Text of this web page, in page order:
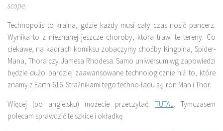
scope.
Technopolis to kraina, gdzie każdy musi cały czas nosić pancerz.
Wynika to z nieznanej jeszcze choroby, która trawi te tereny. Co
ciekawe, na kadrach komiksu zobaczymy choćby Kingpina, Spider-
Mana, Thora czy Jamesa Rhodesa. Samo uniwersum wg zapowiedzi
będzie dużo bardziej zaawansowane technologicznie niż to, które
znamy z Earth-616. Strażnikami tego techno-ładu są Iron Man i Thor.
Więcej (po angielsku) możecie przeczytać: TUTAJ. Tymczasem
polecam sprawdzić te szkice i okładkę